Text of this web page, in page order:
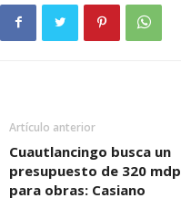
Artículo anterior
Cuautlancingo busca un
presupuesto de 320 mdp
para obras: Casiano